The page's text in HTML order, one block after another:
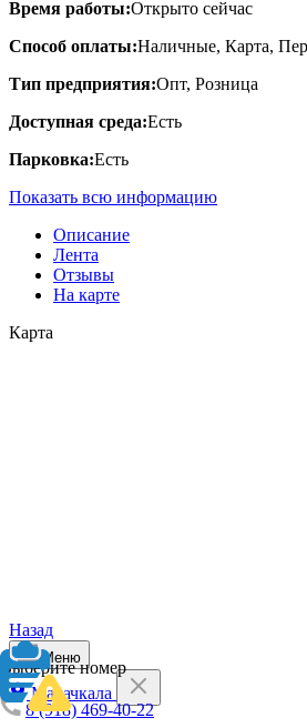
Время работы:Открыто сейчас
Способ оплаты:Наличные, Карта,
Тип предприятия:Опт, Розница
Доступная среда:Есть
Парковка:Есть
Показать всю информацию
Описание
Лента
Отзывы
На карте
Карта
Назад
Выберите номер
8 (918) 469-40-22
Меню
Махачкала